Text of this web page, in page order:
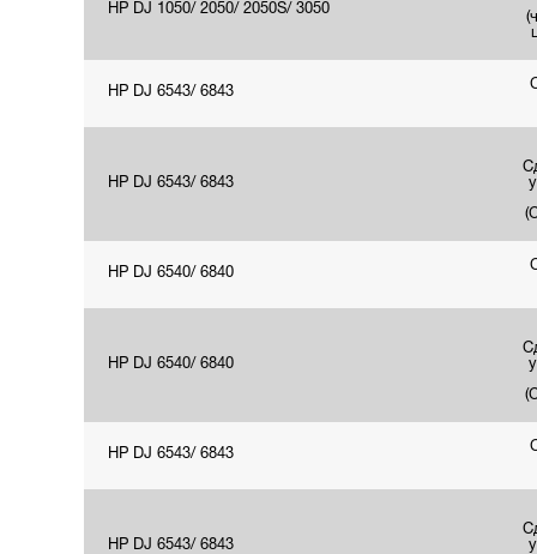
HP DJ 1050/ 2050/ 2050S/ 3050
HP DJ 6543/ 6843
HP DJ 6543/ 6843
HP DJ 6540/ 6840
HP DJ 6540/ 6840
HP DJ 6543/ 6843
HP DJ 6543/ 6843